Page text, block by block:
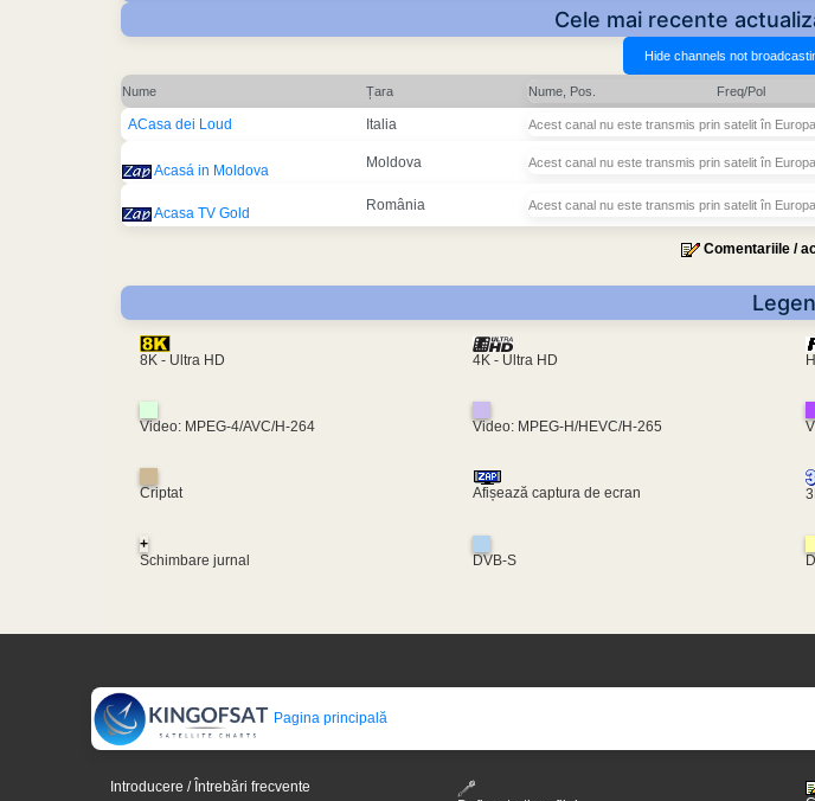
Cele mai recente
Nume Țara Nume, Pos. Freq/Pol
ACasa dei Loud Italia Acest canal nu este transmis prin satelit în
Acasá in Moldova Moldova Acest canal nu este transmis prin satelit în
Acasa TV Gold România Acest canal nu este transmis prin satelit în
Comentariile /
8K - Ultra HD 4K - Ultra HD
Video: MPEG-4/AVC/H-264 Video: MPEG-H/HEVC/H-265
Criptat Afișează captura de ecran
+
Schimbare jurnal
DVB-S
Pagina principală
Introducere / Întrebări frecvente